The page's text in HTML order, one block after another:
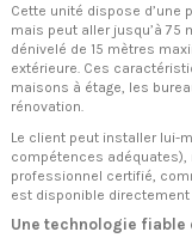
Cette unité dispose d’une
mais peut aller jusqu’à
dénivelé de 15 mètres
extérieure. Ces
maisons à étage, les
rénovation.
Le client peut installer lui-
compétences
professionnel certifié,
est disponible directement
Une technologie fiable